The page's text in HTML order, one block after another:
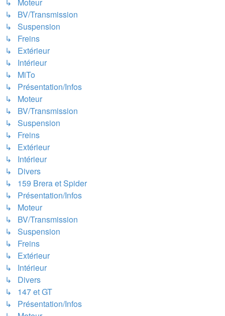
↳ BV/Transmission
↳ Suspension
↳ Freins
↳ Extérieur
↳ Intérieur
↳ MiTo
↳ Présentation/Infos
↳ Moteur
↳ BV/Transmission
↳ Suspension
↳ Freins
↳ Extérieur
↳ Intérieur
↳ Divers
↳ 159 Brera et Spider
↳ Présentation/Infos
↳ Moteur
↳ BV/Transmission
↳ Suspension
↳ Freins
↳ Extérieur
↳ Intérieur
↳ Divers
↳ 147 et GT
↳ Présentation/Infos